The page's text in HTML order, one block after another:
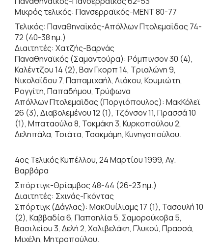
Μικρός τελικός: Πανσερραϊκός-ΜΕΝΤ 80-77
Τελικός: Παναθηναϊκός-Απόλλων Πτολεμαϊδας 74-
72 (40-38 ημ.)
Διαιτητές: Χατζής-Βαρνάς
Παναθηναϊκός (Σαμαντούρα): Ρόμπινσον 30 (4),
Καλέντζου 14 (2), Βαν Γκορπ 14, Τριαλώνη 9,
Νικολαϊδου 7, Παπαμιχαήλ, Λιάκου, Κουμιώτη,
Ρογγίτη, Παπαδήμου, Τρύφωνα
Απόλλων Πτολεμαϊδας (Ποργιόπουλος): ΜακΚόλεϊ
26 (3), Διαβολεμένου 12 (1), Τζόνσον 11, Πρασσά 10
(1), Μπαταούλα 8, Τοκμάκη 3, Κυρκοπούλου 2,
Δεληπάλα, Τσιάτα, Τσακμάμη, Κυνηγοπούλου.
4ος Τελικός Κυπέλλου, 24 Μαρτίου 1999, Αγ.
Βαρβάρα
Σπόρτιγκ-Θρίαμβος 48-44 (26-23 ημ.)
Διαιτητές: Σχινάς-Γκόντας
Σπόρτιγκ (Δάγλας): ΜακΟυίλιαμς 17 (1), Τασουλή 10
(2), Καββαδία 6, Παπαηλία 5, Σαμορούκοβα 5,
Βασιλείου 3, Δελή 2, Χαλιβελάκη, Γλυκού, Πρασσά,
Μιχέλη, Μητροπούλου.